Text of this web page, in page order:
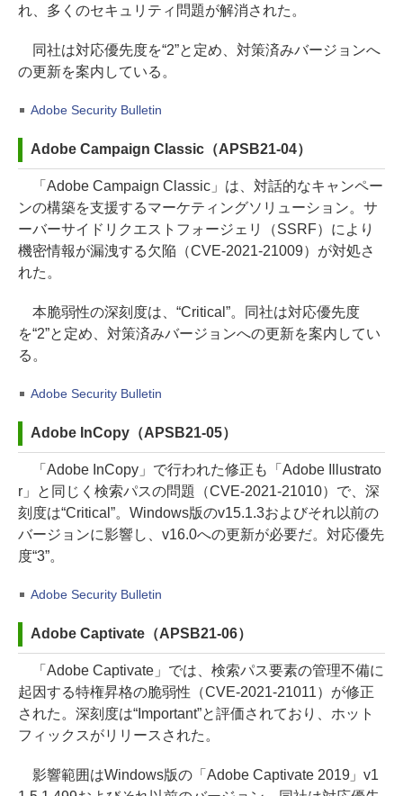
れ、多くのセキュリティ問題が解消された。
同社は対応優先度を“2”と定め、対策済みバージョンへ
の更新を案内している。
Adobe Security Bulletin
Adobe Campaign Classic（APSB21-04）
「Adobe Campaign Classic」は、対話的なキャンペー
ンの構築を支援するマーケティングソリューション。サ
ーバーサイドリクエストフォージェリ（SSRF）により
機密情報が漏洩する欠陥（CVE-2021-21009）が対処さ
れた。
本脆弱性の深刻度は、“Critical”。同社は対応優先度
を“2”と定め、対策済みバージョンへの更新を案内してい
る。
Adobe Security Bulletin
Adobe InCopy（APSB21-05）
「Adobe InCopy」で行われた修正も「Adobe Illustrato
r」と同じく検索パスの問題（CVE-2021-21010）で、深
刻度は“Critical”。Windows版のv15.1.3およびそれ以前の
バージョンに影響し、v16.0への更新が必要だ。対応優先
度“3”。
Adobe Security Bulletin
Adobe Captivate（APSB21-06）
「Adobe Captivate」では、検索パス要素の管理不備に
起因する特権昇格の脆弱性（CVE-2021-21011）が修正
された。深刻度は“Important”と評価されており、ホット
フィックスがリリースされた。
影響範囲はWindows版の「Adobe Captivate 2019」v1